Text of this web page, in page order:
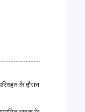
के दौरान